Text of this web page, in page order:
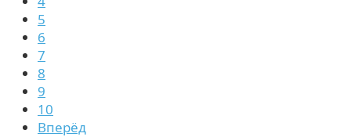
5
6
7
8
9
10
Вперёд